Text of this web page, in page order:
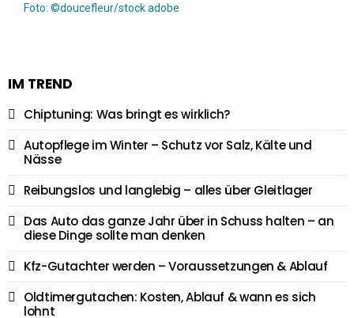
Foto: ©doucefleur/stock adobe
IM TREND
Chiptuning: Was bringt es wirklich?
Autopflege im Winter – Schutz vor Salz, Kälte und
Nässe
Reibungslos und langlebig – alles über Gleitlager
Das Auto das ganze Jahr über in Schuss halten – an
diese Dinge sollte man denken
Kfz-Gutachter werden – Voraussetzungen & Ablauf
Oldtimergutachen: Kosten, Ablauf & wann es sich
lohnt